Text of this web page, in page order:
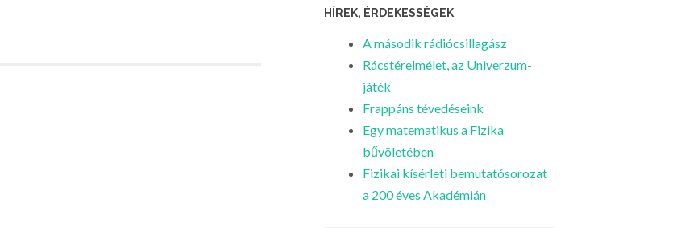
HÍREK, ÉRDEKESSÉGEK
A második rádiócsillagász
Rácstérelmélet, az Univerzum-
játék
Frappáns tévedéseink
Egy matematikus a Fizika
bűvöletében
Fizikai kísérleti bemutatósorozat
a 200 éves Akadémián